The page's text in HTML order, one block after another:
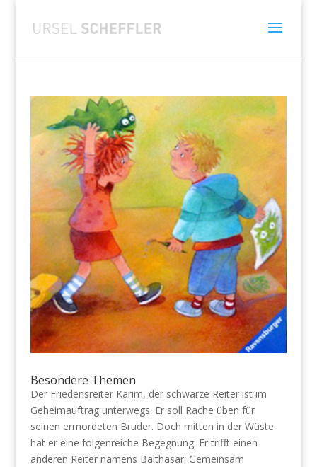
Besondere Themen
Der Friedensreiter Karim, der schwarze Reiter ist im
Geheimauftrag unterwegs. Er soll Rache üben für
seinen ermordeten Bruder. Doch mitten in der Wüste
hat er eine folgenreiche Begegnung. Er trifft einen
anderen Reiter namens Balthasar. Gemeinsam